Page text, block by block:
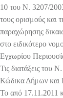
10 του Ν. 3207/
τους ορισμούς και
παραχώρησης
στο ειδικότερο
Εγχωρίου
Τις διατάξεις
Κώδικα Δήμων και
Το από 17.11.2011